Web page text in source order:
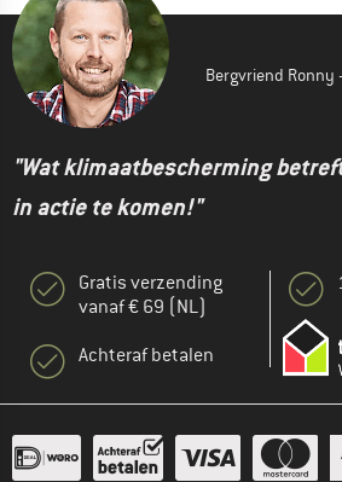
Bergvriend Ronny
"Wat klimaatbescherming
in actie te komen!"
Gratis verzending
vanaf € 69 (NL)
Achteraf betalen